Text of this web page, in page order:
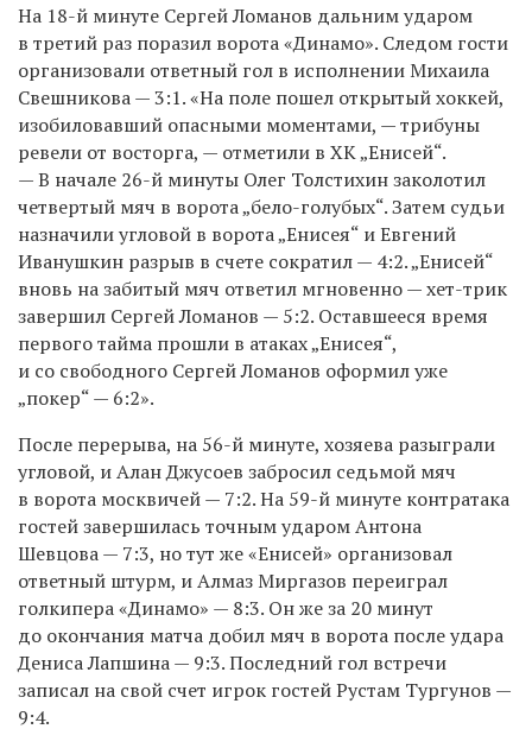
На 18-й минуте Сергей Ломанов дальним ударом
в третий раз поразил ворота «Динамо». Следом гости
организовали ответный гол в исполнении Михаила
Свешникова — 3:1. «На поле пошел открытый хоккей,
изобиловавший опасными моментами, — трибуны
ревели от восторга, — отметили в ХК „Енисей“.
— В начале 26-й минуты Олег Толстихин заколотил
четвертый мяч в ворота „бело-голубых“. Затем судьи
назначили угловой в ворота „Енисея“ и Евгений
Иванушкин разрыв в счете сократил — 4:2. „Енисей“
вновь на забитый мяч ответил мгновенно — хет-трик
завершил Сергей Ломанов — 5:2. Оставшееся время
первого тайма прошли в атаках „Енисея“,
и со свободного Сергей Ломанов оформил уже
„покер“ — 6:2».
После перерыва, на 56-й минуте, хозяева разыграли
угловой, и Алан Джусоев забросил седьмой мяч
в ворота москвичей — 7:2. На 59-й минуте контратака
гостей завершилась точным ударом Антона
Шевцова — 7:3, но тут же «Енисей» организовал
ответный штурм, и Алмаз Миргазов переиграл
голкипера «Динамо» — 8:3. Он жеза 20 минут
до окончания матча добил мяч в ворота после удара
Дениса Лапшина — 9:3.Последний гол встречи
записал на свой счет игрок гостейРустам Тургунов —
9:4.